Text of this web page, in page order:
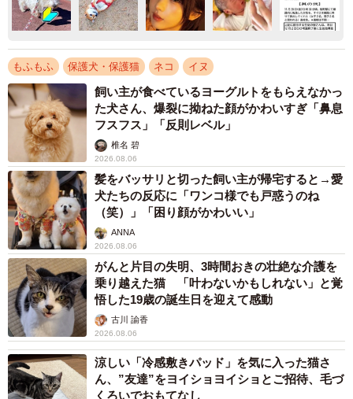
もふもふ 保護犬・保護猫 ネコ イヌ
飼い主が食べているヨーグルトをもらえなかっ
た犬さん、爆裂に拗ねた顔がかわいすぎ「鼻息
フスフス」「反則レベル」
椎名 碧
2026.08.06
髪をバッサリと切った飼い主が帰宅すると→愛
犬たちの反応に「ワンコ様でも戸惑うのね
（笑）」「困り顔がかわいい」
ANNA
2026.08.06
がんと片目の失明、3時間おきの壮絶な介護を
乗り越えた猫 「叶わないかもしれない」と覚
悟した19歳の誕生日を迎えて感動
古川 諭香
2026.08.06
涼しい「冷感敷きパッド」を気に入った猫さ
ん、”友達”をヨイショヨイショとご招待、毛づ
くろいでおもてなし